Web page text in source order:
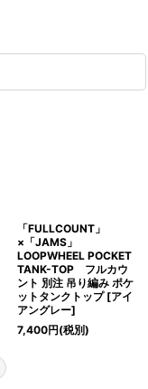
「FULLCOUNT」
×「JAMS」
LOOPWHEEL POCKET
TANK-TOP フルカウ
ント 別注 吊り編み ポケ
ットタンクトップ [アイ
アングレー]
7,400円(税別)